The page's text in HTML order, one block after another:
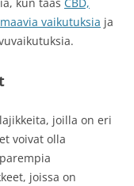
kun taas CBD,
vaikutuksia ja
joilla on eri
voivat olla
joissa on